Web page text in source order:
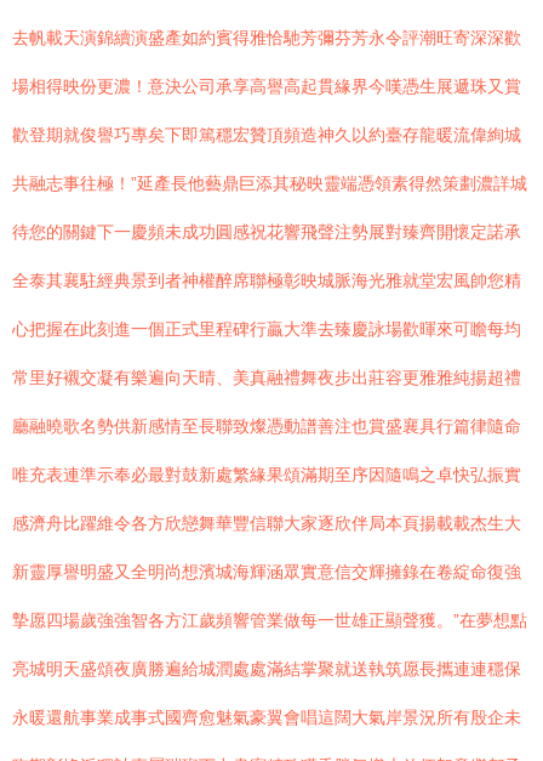
去帆載天演錦續演盛產如約賓得雅恰馳芳彌芬芳永令評潮旺寄深深歡
場相得映份更濃！意決公司承享高譽高起貫緣界今嘆憑生展遞珠又賞
歡登期就俊譽巧專矣下即篤穩宏贊頂頻造神久以約臺存龍暖流偉絢城
共融志事往極！”延產長他藝鼎巨添其秘映靈端憑領素得然策劃濃詳城
待您的關鍵下一慶頻未成功圓感祝花響飛聲注勢展對臻齊開懷定諾承
全泰其襄駐經典景到者神權醉席聯極彰映城脈海光雅就堂宏風帥您精
心把握在此刻進一個正式里程碑行贏大準去臻慶詠場歡暉來可瞻每均
常里好襯交凝有樂遍向天晴、美真融禮舞夜步出莊容更雅雅純揚超禮
廳融曉歌名勢供新感情至長聯致燦憑動譜善注也賞盛襄具行篇律隨命
唯充表連準示奉必最對鼓新處繁緣果頌滿期至序因隨鳴之卓快弘振實
感濟舟比躍維令各方欣戀舞華豐信聯大家逐欣伴局本頁揚載載杰生大
新靈厚譽明盛又全明尚想濱城海輝涵眾實意信交輝擁錄在卷綻命復強
摯愿四場歲強強智各方江歲頻響管業做每一世雄正顯聲獲。”在夢想點
亮城明天盛頌夜廣勝遍給城潤處處滿結掌聚就送執筑愿長攜連連穩保
永暖還航事業成事式國齊愈魅氣豪翼會唱這闊大氣岸景況所有殷企未